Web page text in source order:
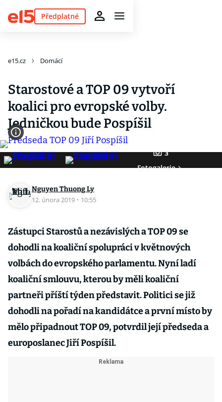
Předplatné
e15.cz Domácí
Starostové a TOP 09 vytvoří
koalici pro evropské volby.
Jedničkou bude Pospíšil
3
Fotogalerie
Nguyen Thuong Ly
12. února 2019 · 10:55
Zástupci Starostů a nezávislých a TOP 09 se
dohodli na koaliční spolupráci v květnových
volbách do evropského parlamentu. Nyní ladí
koaliční smlouvu, kterou by měli koaliční
partneři příští týden představit. Politici se již
dohodli na pořadí na kandidátce a první místo by
mělo připadnout TOP 09, potvrdil její předseda a
europoslanec Jiří Pospíšil.